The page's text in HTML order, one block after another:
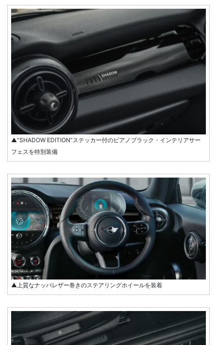
▲“SHADOW EDITION”ステッカー付のピアノブラック・インテリアサー
フェスを特別装備
▲上質なナッパレザー巻きのステアリングホイールを装着